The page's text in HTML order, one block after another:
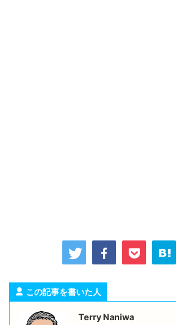
この記事を書いた人
Terry Naniwa